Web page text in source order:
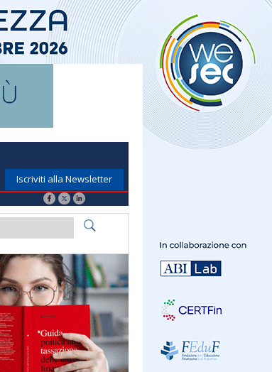
Iscriviti alla Newsletter